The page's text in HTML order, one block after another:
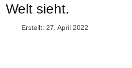
Welt sieht.
Erstellt: 27. April 2022